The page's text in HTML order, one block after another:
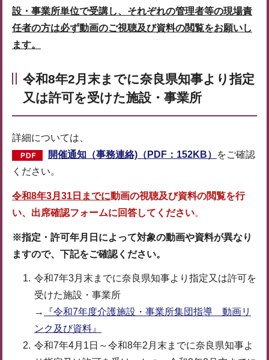
設・事業所単位で受講し、それぞれの管理者等の現場責
任者の方は必ず動画のご視聴及び資料の閲覧をお願いし
ます。
令和8年2月末までに奈良県知事より指定
又は許可を受けた施設・事業所
詳細については、
開催通知（事務連絡)（PDF：152KB）
をご確認
ください。
令和8年3月31日までに動画の視聴及び資料の閲覧を行
い、出席確認フォームに回答してください。
※指定・許可年月日によって対象の動画や資料が異なり
ますので、下記をご確認ください。
令和7年3月末までに奈良県知事より指定又は許可を
受けた施設・事業所
→
『令和7年度介護施設・事業所集団指導 動画リ
ンク及び資料』
令和7年4月1日～令和8年2月末までに奈良県知事よ